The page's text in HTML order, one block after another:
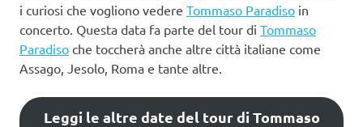
i curiosi che vogliono vedere Tommaso Paradiso in
concerto. Questa data fa parte del tour di Tommaso
Paradiso che toccherà anche altre città italiane come
Assago, Jesolo, Roma e tante altre.
Leggi le altre date del tour di Tommaso